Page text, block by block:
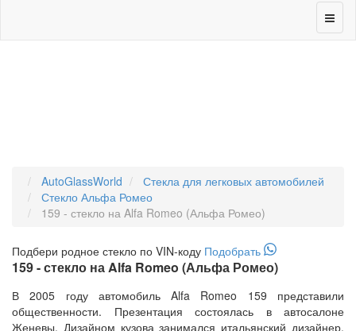
AutoGlassWorld
Стекла для легковых автомобилей
Стекло Альфа Ромео
159 - стекло на Alfa Romeo (Альфа Ромео)
Подбери родное стекло по VIN-коду Подобрать
159 - стекло на Alfa Romeo (Альфа Ромео)
В 2005 году автомобиль Alfa Romeo 159 представили
общественности. Презентация состоялась в автосалоне
Женевы. Дизайном кузова занимался итальянский дизайнер.